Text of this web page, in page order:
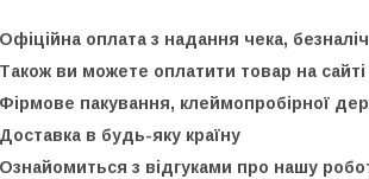
оплата з надання чека,
ви можете оплатити товар на
пакування, клеймопробірної
в будь-яку країну
з відгуками про нашу